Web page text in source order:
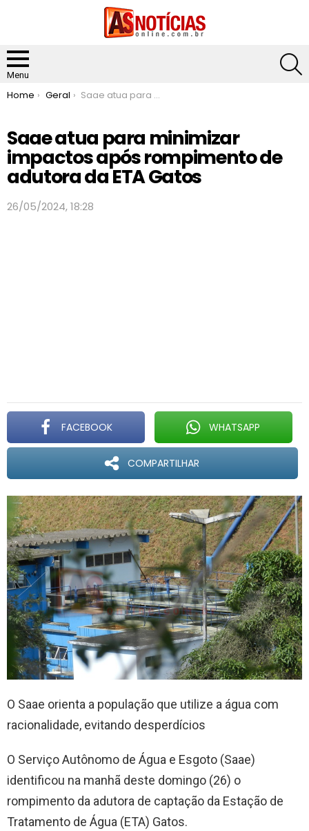
Menu
You are here:
Home Geral Saae atua para minimizar impactos após rompimento de adutora da ETA Gatos
Saae atua para minimizar
impactos após rompimento de
adutora da ETA Gatos
26/05/2024, 18:28
FACEBOOK WHATSAPP
COMPARTILHAR
O Saae orienta a população que utilize a água com
racionalidade, evitando desperdícios
O Serviço Autônomo de Água e Esgoto (Saae)
identificou na manhã deste domingo (26) o
rompimento da adutora de captação da Estação de
Tratamento de Água (ETA) Gatos.